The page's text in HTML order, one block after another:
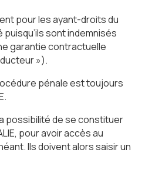
pour les ayant-droits du
sont indemnisés
garantie contractuelle
»).
pénale est toujours
possibilité de se constituer
pour avoir accès au
Ils doivent alors saisir un